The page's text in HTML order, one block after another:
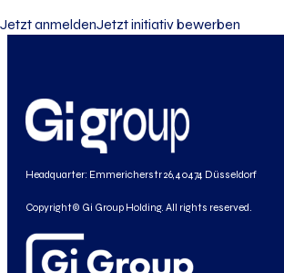
Jetzt anmeldenJetzt initiativ bewerben
Headquarter: Emmericherstr 26, 40474 Düsseldorf
Copyright© Gi Group Holding. All rights reserved.